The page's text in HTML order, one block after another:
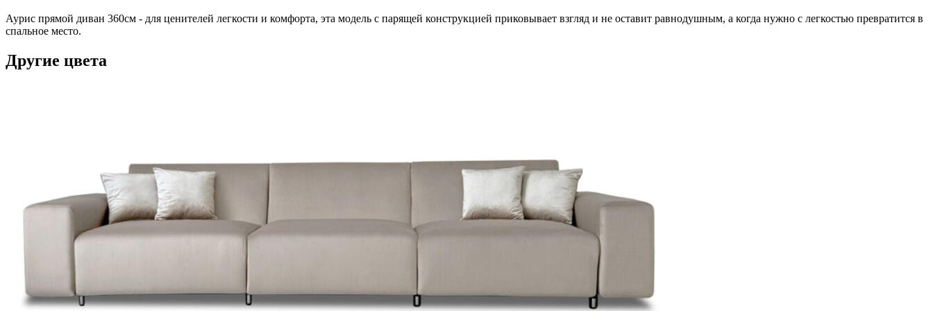
Аурис прямой диван 360см - для ценителей легкости и комфорта, эта модель с парящей конструкцией приковывает взгляд и не оставит равнодушным, а когда нужно с легкостью превратится в
спальное место.
Другие цвета